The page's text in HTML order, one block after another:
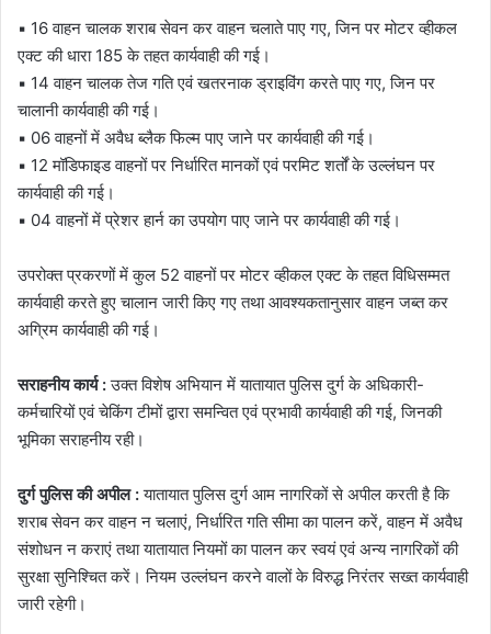
▪️ 16 वाहन चालक शराब सेवन कर वाहन चलाते पाए गए, जिन पर मोटर व्हीकल
एक्ट की धारा 185 के तहत कार्यवाही की गई।
▪️ 14 वाहन चालक तेज गति एवं खतरनाक ड्राइविंग करते पाए गए, जिन पर
चालानी कार्यवाही की गई।
▪️ 06 वाहनों में अवैध ब्लैक फिल्म पाए जाने पर कार्यवाही की गई।
▪️ 12 मॉडिफाइड वाहनों पर निर्धारित मानकों एवं परमिट शर्तों के उल्लंघन पर
कार्यवाही की गई।
▪️ 04 वाहनों में प्रेशर हार्न का उपयोग पाए जाने पर कार्यवाही की गई।
उपरोक्त प्रकरणों में कुल 52 वाहनों पर मोटर व्हीकल एक्ट के तहत विधिसम्मत
कार्यवाही करते हुए चालान जारी किए गए तथा आवश्यकतानुसार वाहन जब्त कर
अग्रिम कार्यवाही की गई।
सराहनीय कार्य :उक्त विशेष अभियान में यातायात पुलिस दुर्ग के अधिकारी-
कर्मचारियों एवं चेकिंग टीमों द्वारा समन्वित एवं प्रभावी कार्यवाही की गई, जिनकी
भूमिका सराहनीय रही।
दुर्ग पुलिस की अपील :यातायात पुलिस दुर्ग आम नागरिकों से अपील करती है कि
शराब सेवन कर वाहन न चलाएं, निर्धारित गति सीमा का पालन करें, वाहन में अवैध
संशोधन न कराएं तथा यातायात नियमों का पालन कर स्वयं एवं अन्य नागरिकों की
सुरक्षा सुनिश्चित करें। नियम उल्लंघन करने वालों के विरुद्ध निरंतर सख्त कार्यवाही
जारी रहेगी।